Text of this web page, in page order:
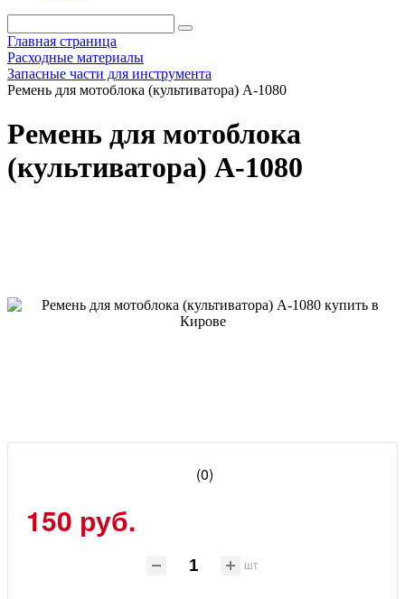
Главная страница
Расходные материалы
Запасные части для инструмента
Ремень для мотоблока (культиватора) А-1080
Ремень для мотоблока
(культиватора) А-1080
(0)
150 руб.
шт